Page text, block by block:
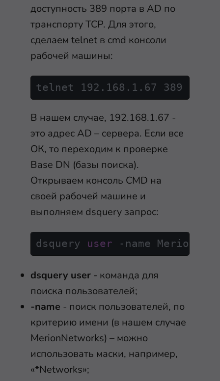
доступность 389 порта в AD по
транспорту TCP. Для этого,
сделаем telnet в cmd консоли
рабочей машины:
В нашем случае, 192.168.1.67 -
это адрес AD – сервера. Если все
ОК, то переходим к проверке
Base DN (базы поиска).
Открываем консоль CMD на
своей рабочей машине и
выполняем dsquery запрос:
dsquery user -
dsquery user - команда для
поиска пользователей;
-name - поиск пользователей, по
критерию имени (в нашем случае
MerionNetworks) – можно
использовать маски, например,
«*Networks»;